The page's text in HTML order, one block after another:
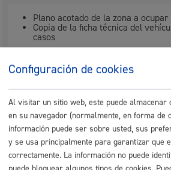
Plano acotado de la zona a ocupar
Copia de la ficha técnica del
casos
En el caso detransporte especial,
por persona técnica competente
38/1999 de Ordenación de la
cálculo de la envolvente de giro
norma 3.1-IC).
Configuración de cookies
Al visitar un sitio web, este puede
en su navegador (normalmente, en forma de
información puede ser sobre usted, sus
y se usa principalmente para garantizar que
correctamente. La información no puede